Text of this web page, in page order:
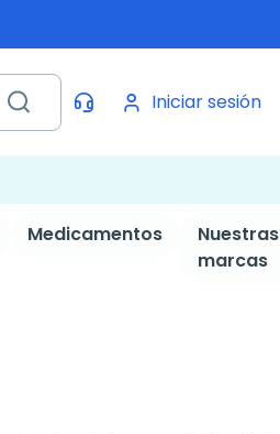
Iniciar sesión
Medicamentos
Nuestras
marcas